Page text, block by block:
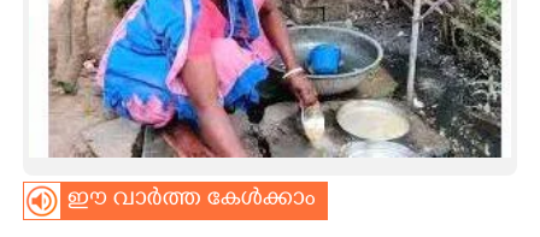
INFO+
ART
ASTRO
CARTOONS
ഈ വാർത്ത കേൾക്കാം